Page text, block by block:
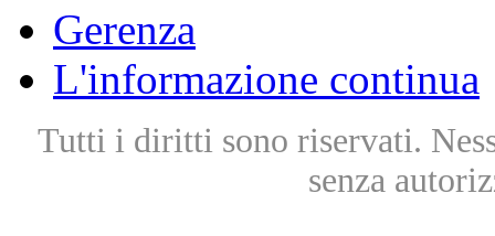
Gerenza
L'informazione continua
Tutti i diritti sono riservati.
senza